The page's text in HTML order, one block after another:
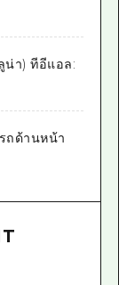
า) ทีอีแอล:
ถด้านหน้า